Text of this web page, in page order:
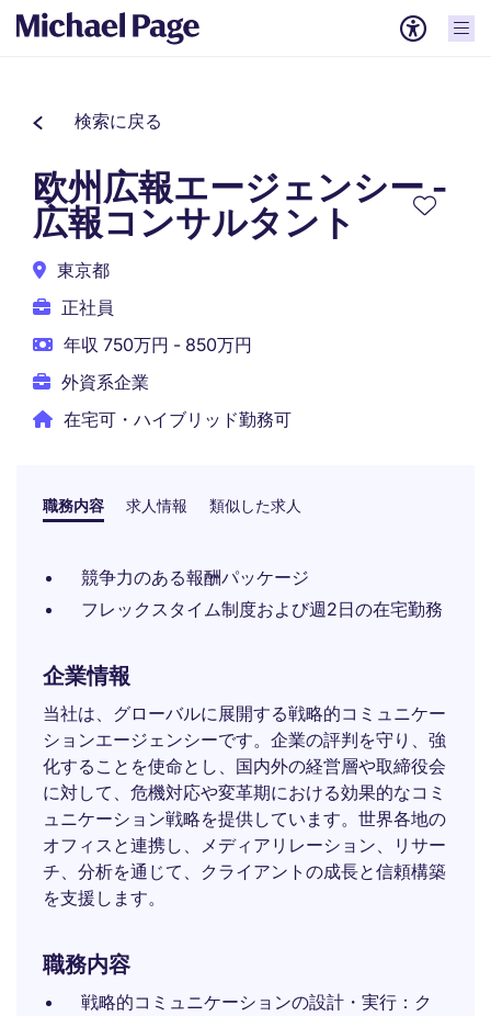
検索に戻る
欧州広報エージェンシー -
広報コンサルタント
東京都
正社員
年収 750万円 - 850万円
外資系企業
在宅可・ハイブリッド勤務可
職務内容 求人情報 類似した求人
競争力のある報酬パッケージ
フレックスタイム制度および週2日の在宅勤務
企業情報
当社は、グローバルに展開する戦略的コミュニケー
ションエージェンシーです。企業の評判を守り、強
化することを使命とし、国内外の経営層や取締役会
に対して、危機対応や変革期における効果的なコミ
ュニケーション戦略を提供しています。世界各地の
オフィスと連携し、メディアリレーション、リサー
チ、分析を通じて、クライアントの成長と信頼構築
を支援します。
職務内容
戦略的コミュニケーションの設計・実行：ク